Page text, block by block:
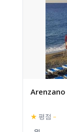
Arenzano
★ 평점 –